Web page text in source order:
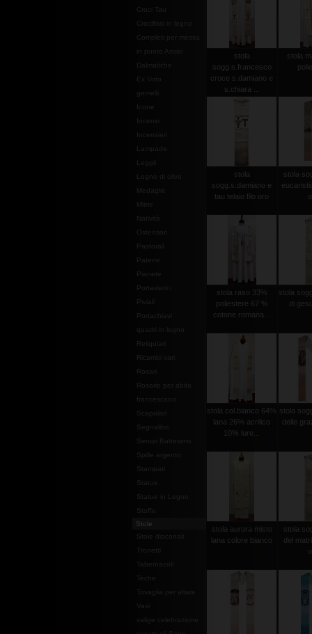
Croci Tau
Crocifissi in legno
Completi per messa
in punto Assisi
Dalmatiche
Ex Voto
gemelli
Leggii
Legno di olivo
Medaglie
Mitrie
Natività
Ostensori
Pastorali
Patene
Pianete
Portaviatici
Piviali
Portachiavi
quadri in legno
Reliquiari
Ricambi vari
Rosari
Rosario per abito
francescano
Scapolari
Segnalibri
Servizi Battesimo
Spille argento
Stampati
Statue
Statue in Legno
Stoffe
Stole
Stole diaconali
Tabernacoli
valige celebrazione
stola
sogg.s.francesco
croce s.damiano e
s.chiara ...
stola
stola
sogg.s.damiano e
tau telaio filo oro
stola
stola raso 33%
poliestere 67 %
cotone romana...
stola
di
stola col.bianco 64%
lana 26% acrilico
10% lure...
stola
delle
stola aurora misto
lana colore bianco
stola
del